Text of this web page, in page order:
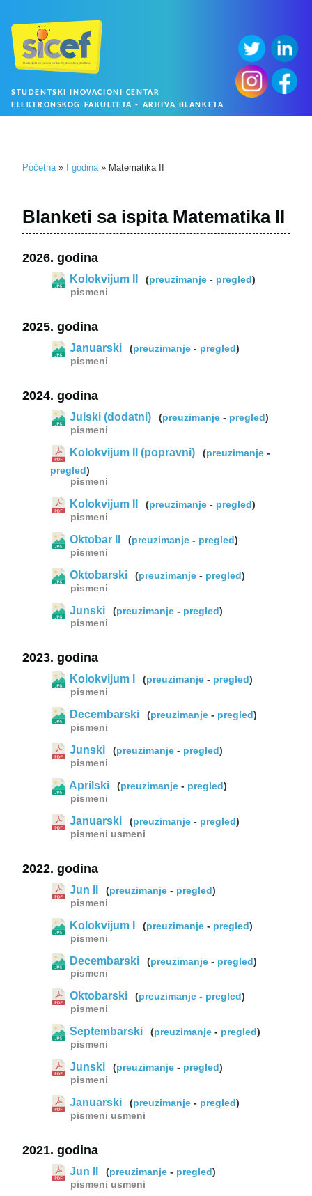
STUDENTSKI INOVACIONI CENTAR
ELEKTRONSKOG FAKULTETA - ARHIVA BLANKETA
Početna » I godina » Matematika II
Blanketi sa ispita Matematika II
2026. godina
Kolokvijum II (preuzimanje - pregled)
pismeni
2025. godina
Januarski (preuzimanje - pregled)
pismeni
2024. godina
Julski (dodatni) (preuzimanje - pregled)
pismeni
Kolokvijum II (popravni) (preuzimanje -
pregled)
pismeni
Kolokvijum II (preuzimanje - pregled)
pismeni
Oktobar II (preuzimanje - pregled)
pismeni
Oktobarski (preuzimanje - pregled)
pismeni
Junski (preuzimanje - pregled)
pismeni
2023. godina
Kolokvijum I (preuzimanje - pregled)
pismeni
Decembarski (preuzimanje - pregled)
pismeni
Junski (preuzimanje - pregled)
pismeni
Aprilski (preuzimanje - pregled)
pismeni
Januarski (preuzimanje - pregled)
pismeni usmeni
2022. godina
Jun II (preuzimanje - pregled)
pismeni
Kolokvijum I (preuzimanje - pregled)
pismeni
Decembarski (preuzimanje - pregled)
pismeni
Oktobarski (preuzimanje - pregled)
pismeni
Septembarski (preuzimanje - pregled)
pismeni
Junski (preuzimanje - pregled)
pismeni
Januarski (preuzimanje - pregled)
pismeni usmeni
2021. godina
Jun II (preuzimanje - pregled)
pismeni usmeni